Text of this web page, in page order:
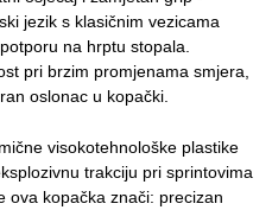
jezik s klasičnim vezicama
na hrptu stopala.
pri brzim promjenama smjera,
oslonac u kopački.
visokotehnološke plastike
trakciju pri sprintovima
ova kopačka znači: precizan